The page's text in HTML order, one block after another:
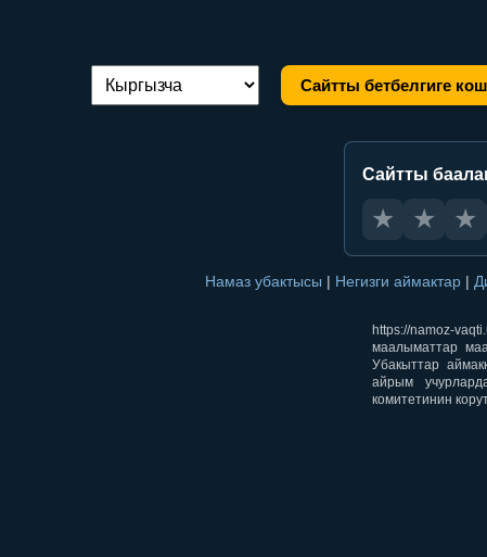
Тилди алмаштыруу: Сайтты бетбелгиге
Сайтты
★ ★ ★
Намаз убактысы | Негизги аймактар |
https://namoz-
маалыматтар
Убакыттар
айрым
комитетинин